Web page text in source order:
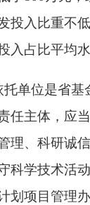
投入比重不
入占比平均水
托单位是省基
任主体，应
理、科研诚
科学技术活
划项目管理